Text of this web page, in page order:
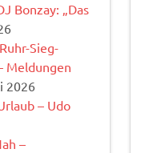
Bonzay: „Das
Sieg-
Meldungen
2026
– Udo
–